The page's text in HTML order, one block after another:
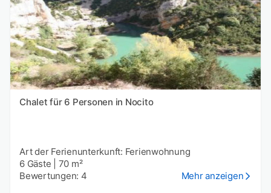
Chalet für 6 Personen in Nocito
Art der Ferienunterkunft: Ferienwohnung
6 Gäste
70 m²
Bewertungen: 4
Mehr anzeigen